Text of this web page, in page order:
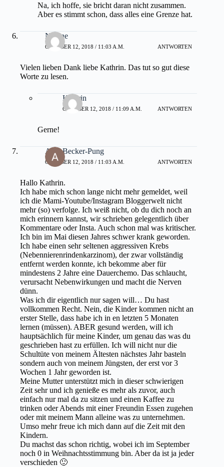
Na, ich hoffe, sie bricht daran nicht zusammen.
Aber es stimmt schon, dass alles eine Grenze hat.
Nadine
OKTOBER 12, 2018 / 11:03 A.M. ANTWORTEN
Vielen lieben Dank liebe Kathrin. Das tut so gut diese
Worte zu lesen.
Kathrin
OKTOBER 12, 2018 / 11:09 A.M. ANTWORTEN
Gerne!
Alex Becker-Pung
OKTOBER 12, 2018 / 11:03 A.M. ANTWORTEN
Hallo Kathrin.
Ich habe mich schon lange nicht mehr gemeldet, weil
ich die Mami-Youtube/Instagram Bloggerwelt nicht
mehr (so) verfolge. Ich weiß nicht, ob du dich noch an
mich erinnern kannst, wir schrieben gelegentlich über
Kommentare oder Insta. Auch schon mal was kritischer.
Ich bin im Mai diesen Jahres schwer krank geworden.
Ich habe einen sehr seltenen aggressiven Krebs
(Nebennierenrindenkarzinom), der zwar vollständig
entfernt werden konnte, ich bekomme aber für
mindestens 2 Jahre eine Dauerchemo. Das schlaucht,
verursacht Nebenwirkungen und macht die Nerven
dünn.
Was ich dir eigentlich nur sagen will… Du hast
vollkommen Recht. Nein, die Kinder kommen nicht an
erster Stelle, dass habe ich in en letzten 5 Monaten
lernen (müssen). ABER gesund werden, will ich
hauptsächlich für meine Kinder, um genau das was du
geschrieben hast zu erfüllen. Ich will nicht nur die
Schultüte von meinem Ältesten nächstes Jahr basteln
sondern auch von meinem Jüngsten, der erst vor 3
Wochen 1 Jahr geworden ist.
Meine Mutter unterstützt mich in dieser schwierigen
Zeit sehr und ich genieße es mehr als zuvor, auch
einfach nur mal da zu sitzen und einen Kaffee zu
trinken oder Abends mit einer Freundin Essen zugehen
oder mit meinem Mann alleine was zu unternehmen.
Umso mehr freue ich mich dann auf die Zeit mit den
Kindern.
Du machst das schon richtig, wobei ich im September
noch 0 in Weihnachtsstimmung bin. Aber da ist ja jeder
verschieden 🙂